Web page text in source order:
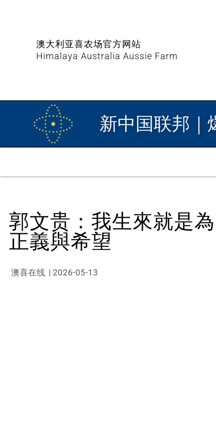
澳大利亚喜农场官方网站
Himalaya Australia Aussie Farm
新中国联邦｜
郭文贵：我生來就是
正義與希望
澳喜在线 | 2026-05-13